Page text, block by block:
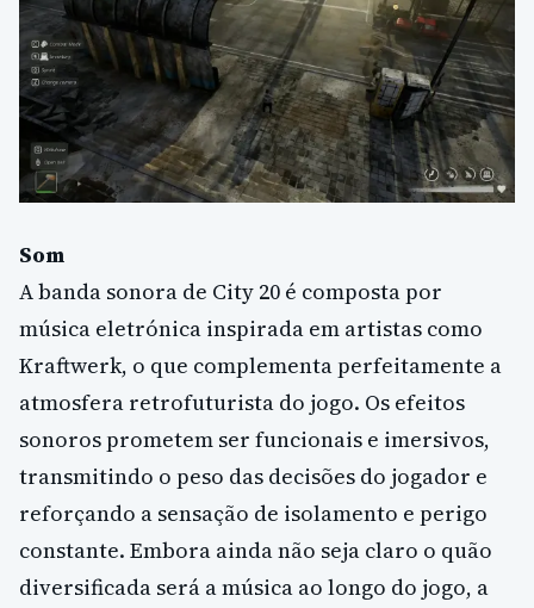
Som
A banda sonora de City 20 é composta por
música eletrónica inspirada em artistas como
Kraftwerk, o que complementa perfeitamente a
atmosfera retrofuturista do jogo. Os efeitos
sonoros prometem ser funcionais e imersivos,
transmitindo o peso das decisões do jogador e
reforçando a sensação de isolamento e perigo
constante. Embora ainda não seja claro o quão
diversificada será a música ao longo do jogo, a